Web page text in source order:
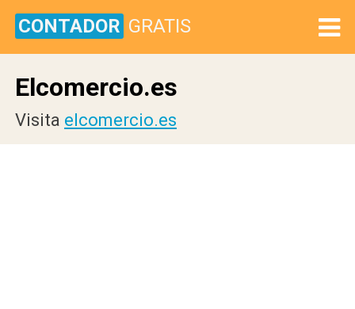
CONTADOR GRATIS
Elcomercio.es
Visita elcomercio.es